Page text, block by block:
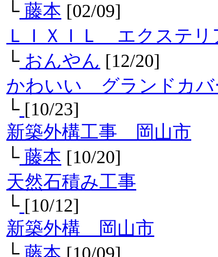
└藤本 [02/09]
ＬＩＸＩＬ エクステリ
└おんやん [12/20]
かわいい グランドカバ
└ [10/23]
新築外構工事 岡山市
└藤本 [10/20]
天然石積み工事
└ [10/12]
新築外構 岡山市